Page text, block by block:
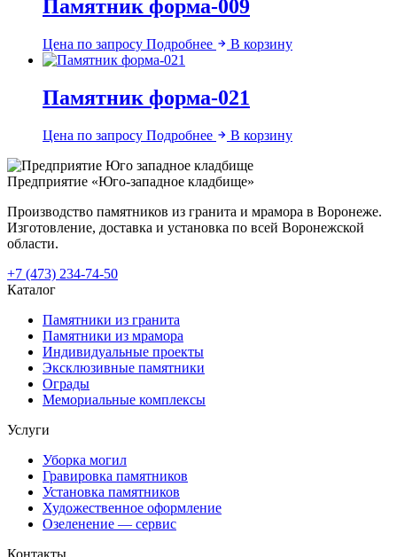
Памятник форма-009
Цена по запросу Подробнее В корзину
Памятник форма-021
Цена по запросу Подробнее В корзину
Предприятие «Юго-западное кладбище»
Производство памятников из гранита и мрамора в Воронеже.
Изготовление, доставка и установка по всей Воронежской
области.
+7 (473) 234-74-50
Каталог
Памятники из гранита
Памятники из мрамора
Индивидуальные проекты
Эксклюзивные памятники
Ограды
Мемориальные комплексы
Услуги
Уборка могил
Гравировка памятников
Установка памятников
Художественное оформление
Озеленение — сервис
Контакты